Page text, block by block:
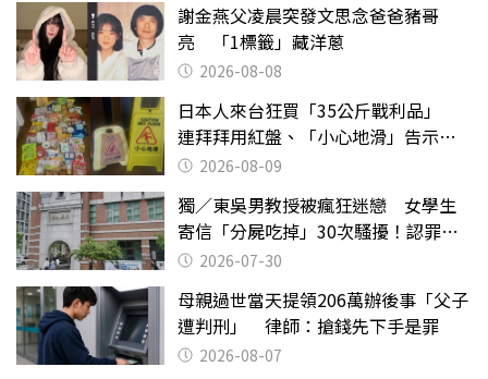
謝金燕父凌晨突發文思念爸爸豬哥
亮 「1標籤」藏洋蔥
2026-08-08
日本人來台狂買「35公斤戰利品」
連拜拜用紅盤、「小心地滑」告示牌
也帶回家
2026-08-09
獨／東吳男教授被瘋狂迷戀 女學生
寄信「分屍吃掉」30次騷擾！認罪免
關 2026-07-30
母親過世當天提領206萬辦後事「父子
遭判刑」 律師：搶錢先下手是罪
2026-08-07